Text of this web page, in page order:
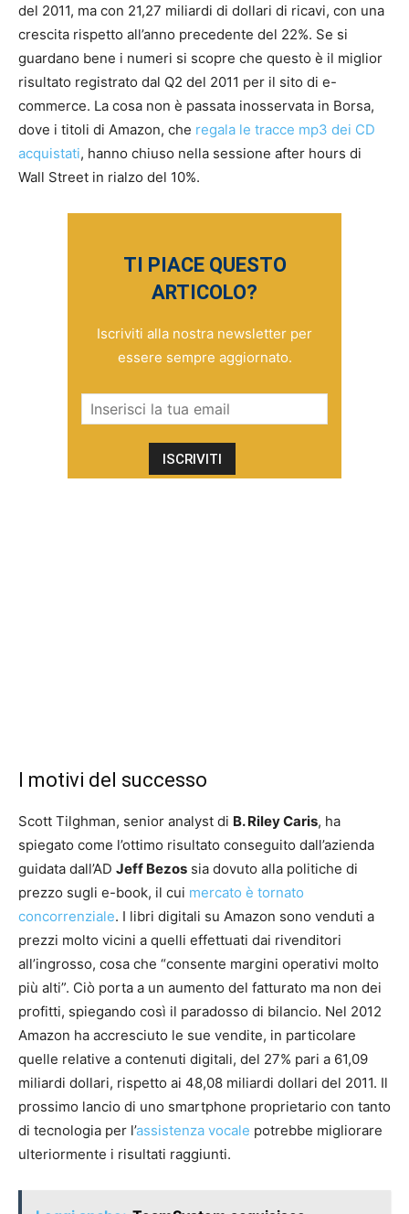
del 2011, ma con 21,27 miliardi di dollari di ricavi, con una
crescita rispetto all’anno precedente del 22%. Se si
guardano bene i numeri si scopre che questo è il miglior
risultato registrato dal Q2 del 2011 per il sito di e-
commerce. La cosa non è passata inosservata in Borsa,
dove i titoli di Amazon, che regala le tracce mp3 dei CD
acquistati, hanno chiuso nella sessione after hours di
Wall Street in rialzo del 10%.
TI PIACE QUESTO
ARTICOLO?
Iscriviti alla nostra newsletter per
essere sempre aggiornato.
I motivi del successo
Scott Tilghman, senior analyst di B. Riley Caris, ha
spiegato come l’ottimo risultato conseguito dall’azienda
guidata dall’AD Jeff Bezos sia dovuto alla politiche di
prezzo sugli e-book, il cui mercato è tornato
concorrenziale. I libri digitali su Amazon sono venduti a
prezzi molto vicini a quelli effettuati dai rivenditori
all’ingrosso, cosa che “consente margini operativi molto
più alti”. Ciò porta a un aumento del fatturato ma non dei
profitti, spiegando così il paradosso di bilancio. Nel 2012
Amazon ha accresciuto le sue vendite, in particolare
quelle relative a contenuti digitali, del 27% pari a 61,09
miliardi dollari, rispetto ai 48,08 miliardi dollari del 2011. Il
prossimo lancio di uno smartphone proprietario con tanto
di tecnologia per l’assistenza vocale potrebbe migliorare
ulteriormente i risultati raggiunti.